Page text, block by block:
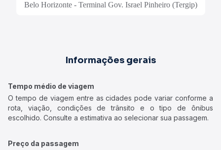
Belo Horizonte - Terminal Gov. Israel Pinheiro (Tergip)
Informações gerais
Tempo médio de viagem
O tempo de viagem entre as cidades pode variar conforme a
rota, viação, condições de trânsito e o tipo de ônibus
escolhido. Consulte a estimativa ao selecionar sua passagem.
Preço da passagem